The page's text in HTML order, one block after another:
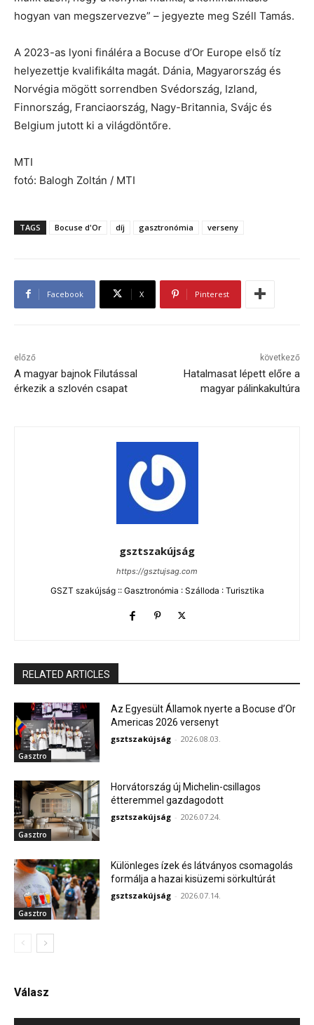
hogyan van megszervezve” – jegyezte meg Széll Tamás.
A 2023-as lyoni fináléra a Bocuse d’Or Europe első tíz
helyezettje kvalifikálta magát. Dánia, Magyarország és
Norvégia mögött sorrendben Svédország, Izland,
Finnország, Franciaország, Nagy-Britannia, Svájc és
Belgium jutott ki a világdöntőre.
MTI
fotó: Balogh Zoltán / MTI
TAGS Bocuse d'Or díj gasztronómia verseny
Facebook X Pinterest
előző
A magyar bajnok Filutással
érkezik a szlovén csapat
következő
Hatalmasat lépett előre a
magyar pálinkakultúra
gsztszakújság
https://gsztujsag.com
GSZT szakújság :: Gasztronómia : Szálloda : Turisztika
RELATED ARTICLES
Gasztro
Az Egyesült Államok nyerte a Bocuse d’Or
Americas 2026 versenyt
gsztszakújság - 2026.08.03.
Gasztro
Horvátország új Michelin-csillagos
étteremmel gazdagodott
gsztszakújság - 2026.07.24.
Gasztro
Különleges ízek és látványos csomagolás
formálja a hazai kisüzemi sörkultúrát
gsztszakújság - 2026.07.14.
Válasz